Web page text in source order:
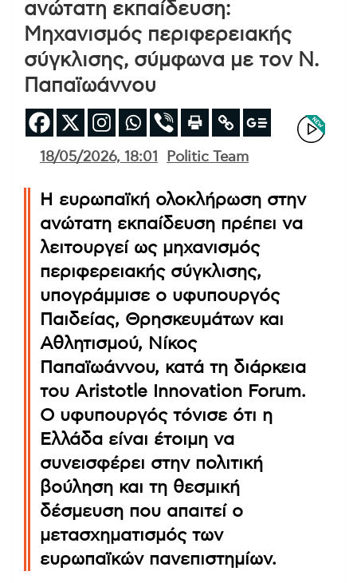
ανώτατη εκπαίδευση:
Μηχανισμός περιφερειακής
σύγκλισης, σύμφωνα με τον Ν.
Παπαϊωάννου
18/05/2026, 18:01 Politic Team
Η ευρωπαϊκή ολοκλήρωση στην
ανώτατη εκπαίδευση πρέπει να
λειτουργεί ως μηχανισμός
περιφερειακής σύγκλισης,
υπογράμμισε ο υφυπουργός
Παιδείας, Θρησκευμάτων και
Αθλητισμού, Νίκος
Παπαϊωάννου, κατά τη διάρκεια
του Aristotle Innovation Forum.
Ο υφυπουργός τόνισε ότι η
Ελλάδα είναι έτοιμη να
συνεισφέρει στην πολιτική
βούληση και τη θεσμική
δέσμευση που απαιτεί ο
μετασχηματισμός των
ευρωπαϊκών πανεπιστημίων.